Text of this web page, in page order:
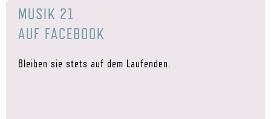
MUSIK 21
AUF FACEBOOK
Bleiben sie stets auf dem Laufenden.